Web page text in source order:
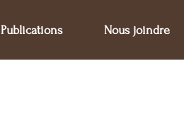
Publications Nous joindre